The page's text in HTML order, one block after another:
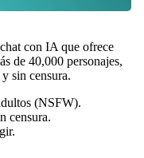
con IA que ofrece
de 40,000 personajes,
sin censura.
(NSFW).
censura.